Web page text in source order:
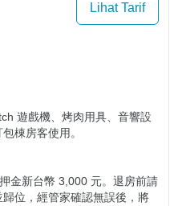
Lihat Tarif
遊戲機、烤肉用具、音響設
棟房客使用。
金新台幣 3,000 元。退房前請
位，經管家確認無誤後，將